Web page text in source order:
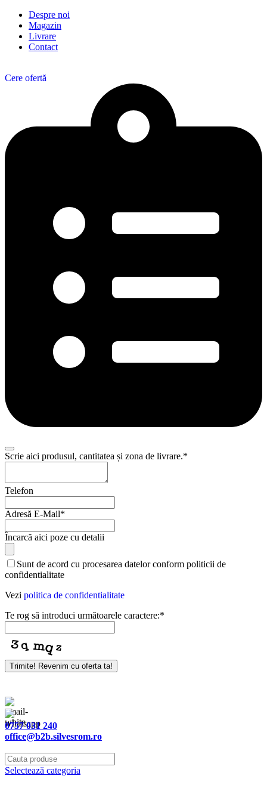
Despre noi
Magazin
Livrare
Contact
Cere ofertă
Scrie aici produsul, cantitatea și zona de livrare.*
Your
Telefon
Adresă E-Mail*
Încarcă aici poze cu detalii
Sunt de acord cu procesarea datelor conform politicii de
confidentialitate
Vezi politica de confidentialitate
Te rog să introduci următoarele caractere:*
Trimite! Revenim cu oferta ta!
0757 031 240
office@b2b.silvesrom.ro
Selectează categoria